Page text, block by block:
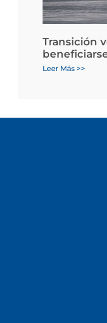
Transición
Leer Más >>